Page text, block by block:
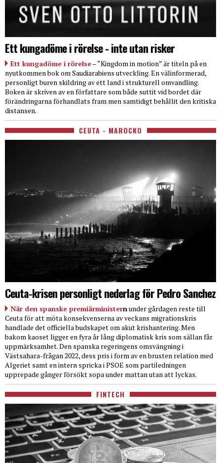
Ett kungadöme i rörelse - inte utan risker
Ett kungadöme i rörelse– “Kingdom in motion” är titeln på en
nyutkommen bok om Saudiarabiens utveckling. En välinformerad,
personligt buren skildring av ett land i strukturell omvandling.
Boken är skriven av en författare som både suttit vid bordet där
förändringarna förhandlats fram men samtidigt behållit den kritiska
distansen.
CEUTA - MAROCKO
Ceuta-krisen personligt nederlag för Pedro Sanchez
När den spanske premiärministernunder gårdagen reste till
Ceuta för att möta konsekvenserna av veckans migrationskris
handlade det officiella budskapet om akut krishantering. Men
bakom kaoset ligger en fyra år lång diplomatisk kris som sällan får
uppmärksamhet. Den spanska regeringens omsvängning i
Västsahara-frågan 2022, dess pris i form av en brusten relation med
Algeriet samt en intern spricka i PSOE som partiledningen
upprepade gånger försökt sopa under mattan utan att lyckas.
FINTECH